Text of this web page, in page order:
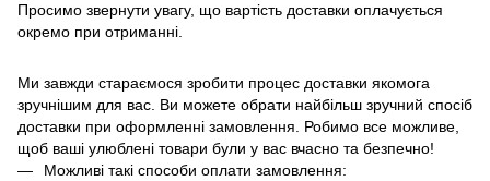
Просимо звернути увагу, що вартість доставки оплачується
окремо при отриманні.
Ми завжди стараємося зробити процес доставки якомога
зручнішим для вас. Ви можете обрати найбільш зручний спосіб
доставки при оформленні замовлення. Робимо все можливе,
щоб ваші улюблені товари були у вас вчасно та безпечно!
Можливі такі способи оплати замовлення: